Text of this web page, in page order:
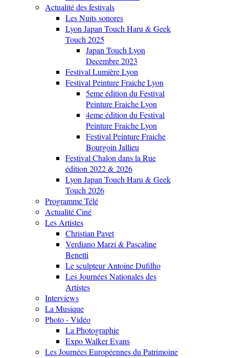
Actualité des festivals
Les Nuits sonores
Lyon Japan Touch Haru & Geek
Touch 2025
Japan Touch Lyon
Decembre 2023
Festival Lumière Lyon
Festival Peinture Fraiche Lyon
5eme édition du Festival
Peinture Fraiche Lyon
4eme édition du Festival
Peinture Fraiche Lyon
Festival Peinture Fraiche
Bourgoin Jallieu
Festival Chalon dans la Rue
édition 2022 & 2026
Lyon Japan Touch Haru & Geek
Touch 2026
Programme Télé
Actualité Ciné
Les Artistes
Christian Pavet
Verdiano Marzi & Pascaline
Benetti
Le sculpteur Antoine Dufilho
Les Journées Nationales des
Artistes
Interviews
La Musique
Photo - Vidéo
La Photographie
Expo Walker Evans
Les Journées Européennes du Patrimoine